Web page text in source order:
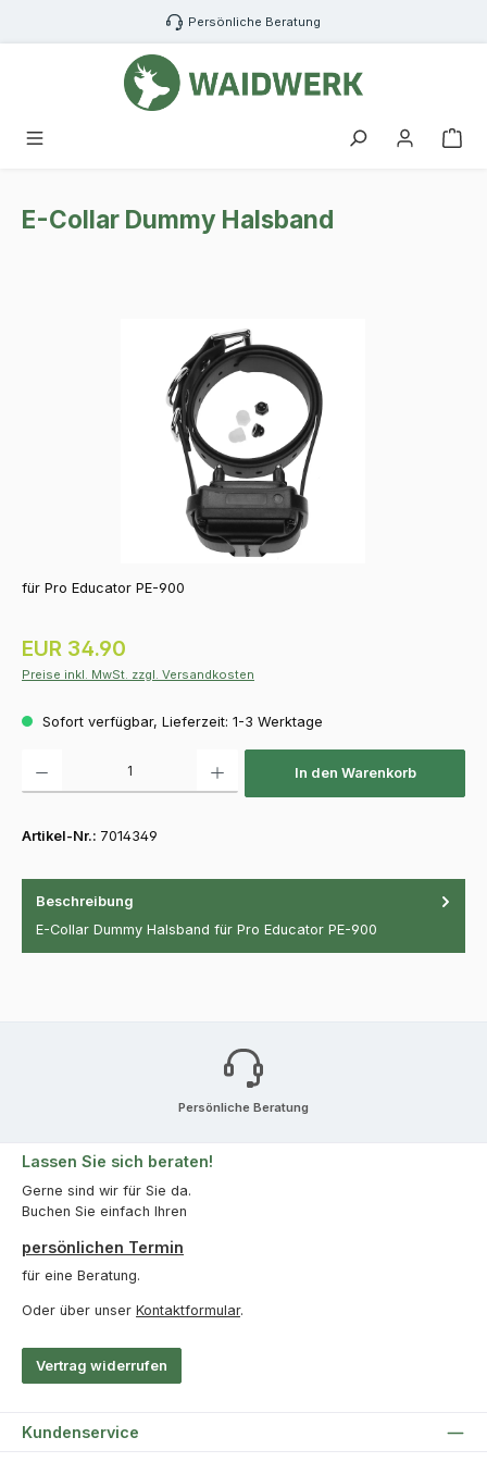
Zum Hauptinhalt springen Persönliche Beratung
E-Collar Dummy Halsband
für Pro Educator PE-900
Regulärer Preis:
EUR 34.90
Preise inkl. MwSt. zzgl. Versandkosten
Sofort verfügbar, Lieferzeit: 1-3 Werktage
In den Warenkorb
Artikel-Nr.: 7014349
Beschreibung
E-Collar Dummy Halsband für Pro Educator PE-900
Persönliche Beratung
Lassen Sie sich beraten!
Gerne sind wir für Sie da.
Buchen Sie einfach Ihren
persönlichen Termin
für eine Beratung.
Oder über unser Kontaktformular.
Vertrag widerrufen
Kundenservice